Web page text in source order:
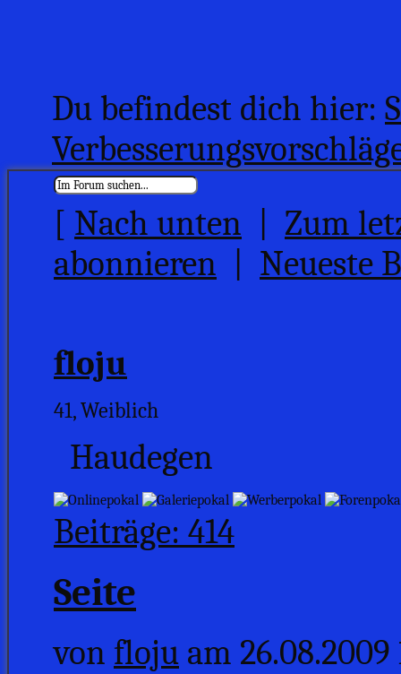
Du befindest dich hier:
[ Nach unten
Zum
abonnieren
Neueste
floju
41, Weiblich
Haudegen
Beiträge: 414
Seite
von floju am 26.08.2009